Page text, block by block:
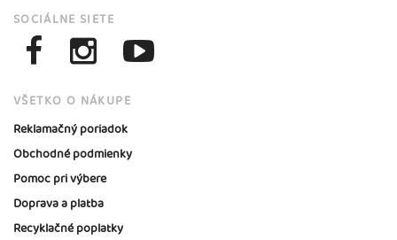
SOCIÁLNE SIETE
VŠETKO O NÁKUPE
Reklamačný poriadok
Obchodné podmienky
Pomoc pri výbere
Doprava a platba
Recyklačné poplatky